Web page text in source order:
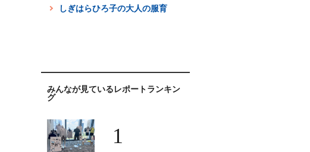
しぎはらひろ子の大人の服育
みんなが見ているレポートランキン
グ
1